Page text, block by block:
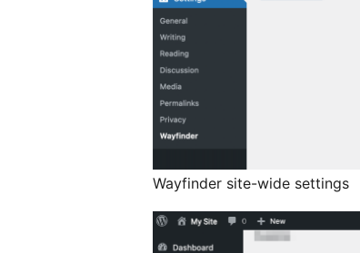
Wayfinder site-wide settings